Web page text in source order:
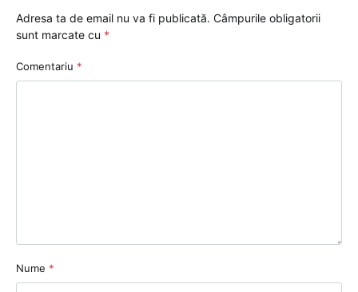
Adresa ta de email nu va fi publicată. Câmpurile obligatorii
sunt marcate cu *
Comentariu *
Nume *